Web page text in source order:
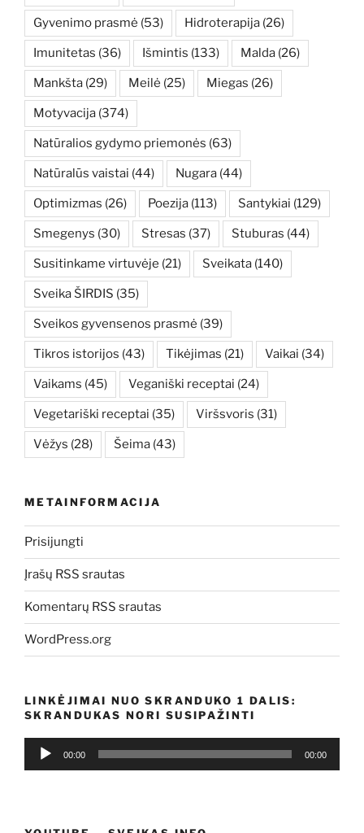
Gyvenimo prasmė (53) Hidroterapija (26)
Imunitetas (36) Išmintis (133) Malda (26)
Mankšta (29) Meilė (25) Miegas (26)
Motyvacija (374)
Natūralios gydymo priemonės (63)
Natūralūs vaistai (44) Nugara (44)
Optimizmas (26) Poezija (113) Santykiai (129)
Smegenys (30) Stresas (37) Stuburas (44)
Susitinkame virtuvėje (21) Sveikata (140)
Sveika ŠIRDIS (35)
Sveikos gyvensenos prasmė (39)
Tikros istorijos (43) Tikėjimas (21) Vaikai (34)
Vaikams (45) Veganiški receptai (24)
Vegetariški receptai (35) Viršsvoris (31)
Vėžys (28) Šeima (43)
METAINFORMACIJA
Prisijungti
Įrašų RSS srautas
Komentarų RSS srautas
WordPress.org
LINKĖJIMAI NUO SKRANDUKO 1 DALIS:
SKRANDUKAS NORI SUSIPAŽINTI
Audio
00:00 00:00